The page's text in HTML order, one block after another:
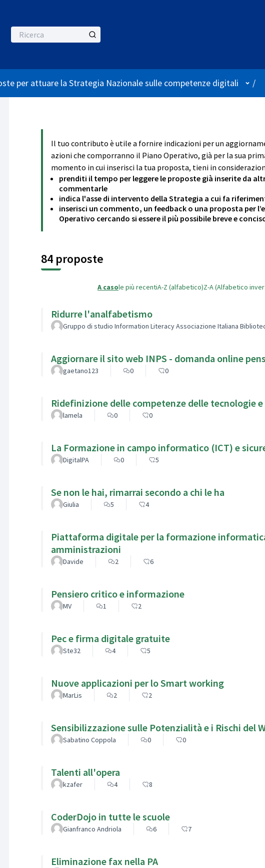
per attuare la Strategia Nazionale sulle competenze digitali /
Il tuo contributo è utile a fornire indicazioni per un
azioni che comporranno il Piano Operativo, già per la sua
momento in cui inserisci la tua proposta, tieni in
prenditi il tempo per leggere le proposte già inserite da
commentarle
indica l'asse di intervento della Strategia a cui fa
inserisci un commento, un feedback o una proposta per
Operativo cercando si essere il più possibile breve e
84 proposte
A casole più recentiA-Z (alfabetico)Z-A (Alfabetico
Ridurre l'analfabetismo
Gruppo di studio Information Literacy Associazione Italiana
Aggiornare il sito web INPS - domanda online
gaetano123 0 0
Ridefinizione delle competenze delle tecnologie
lamela 0 0
La Formazione in campo informatico (ICT) e
DigitalPA 0 5
Se non le hai, rimarrai secondo a chi le ha
Giulia 5 4
Piattaforma digitale per la formazione
amministrazioni
Davide 2 6
Pensiero critico e informazione
MV 1 2
Pec e firma digitale gratuite
Ste32 4 5
Nuove applicazioni per lo Smart working
MarLis 2 2
Sensibilizzazione sulle Potenzialità e i Rischi del
Sabatino Coppola 0 0
Talenti all'opera
kzafer 4 8
CoderDojo in tutte le scuole
Gianfranco Andriola 6 7
Eliminazione fax nella PA